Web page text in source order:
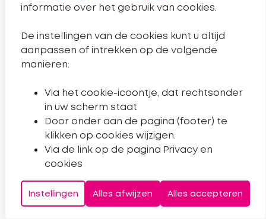
informatie over het gebruik van cookies.
De instellingen van de cookies kunt u altijd
aanpassen of intrekken op de volgende
manieren:
Via het cookie-icoontje, dat rechtsonder
in uw scherm staat
Door onder aan de pagina (footer) te
klikken op cookies wijzigen.
Via de link op de pagina Privacy en
cookies
Instellingen Alles afwijzen Alles accepteren
Stembord klimaat, water, groen
Meer nieuws
Publicatie ontwerp omgevingsprogramma
gebiedsvisie Sleutelkwartier Noord
17 juni 2026